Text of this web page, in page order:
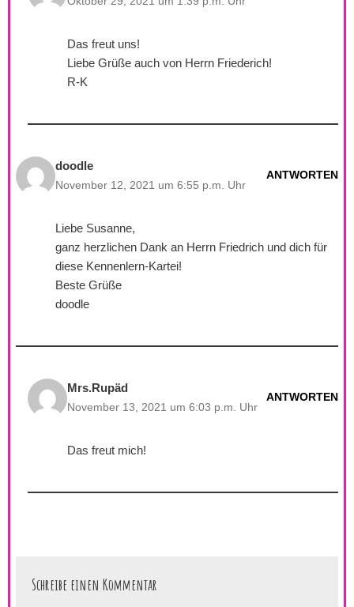
Das freut uns!
Liebe Grüße auch von Herrn Friederich!
R-K
doodle
November 12, 2021 um 6:55 p.m. Uhr
ANTWORTEN
Liebe Susanne,
ganz herzlichen Dank an Herrn Friedrich und dich für
diese Kennenlern-Kartei!
Beste Grüße
doodle
Mrs.Rupäd
November 13, 2021 um 6:03 p.m. Uhr
ANTWORTEN
Das freut mich!
Schreibe einen Kommentar